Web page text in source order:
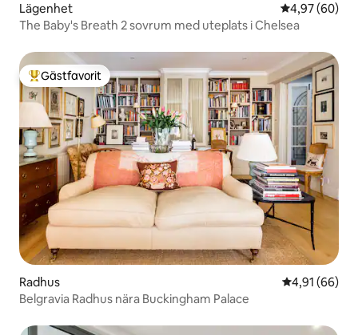
Lägenhet 4,97 av 5 i
4,97 (60)
The Baby's Breath 2 sovrum med uteplats i Chelsea
Populär gästfavorit
Gästfavorit
Radhus 4,91 av 5 i
4,91 (66)
Belgravia Radhus nära Buckingham Palace